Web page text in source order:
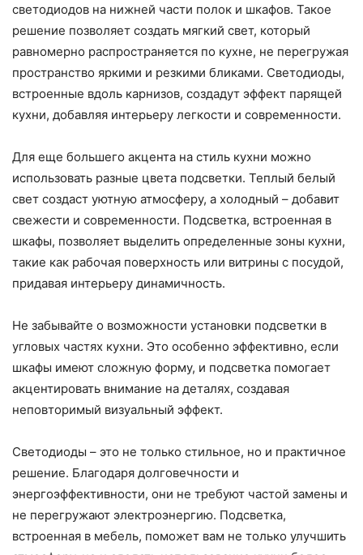
светодиодов на нижней части полок и шкафов. Такое
решение позволяет создать мягкий свет, который
равномерно распространяется по кухне, не перегружая
пространство яркими и резкими бликами. Светодиоды,
встроенные вдоль карнизов, создадут эффект парящей
кухни, добавляя интерьеру легкости и современности.
Для еще большего акцента на стиль кухни можно
использовать разные цвета подсветки. Теплый белый
свет создаст уютную атмосферу, а холодный – добавит
свежести и современности. Подсветка, встроенная в
шкафы, позволяет выделить определенные зоны кухни,
такие как рабочая поверхность или витрины с посудой,
придавая интерьеру динамичность.
Не забывайте о возможности установки подсветки в
угловых частях кухни. Это особенно эффективно, если
шкафы имеют сложную форму, и подсветка помогает
акцентировать внимание на деталях, создавая
неповторимый визуальный эффект.
Светодиоды – это не только стильное, но и практичное
решение. Благодаря долговечности и
энергоэффективности, они не требуют частой замены и
не перегружают электроэнергию. Подсветка,
встроенная в мебель, поможет вам не только улучшить